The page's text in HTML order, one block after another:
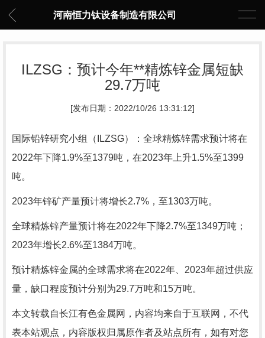
河南恒力钛设备制造有限公司
ILZSG：预计今年**精炼锌金属短缺
29.7万吨
[发布日期：2022/10/26 13:31:12]
国际铅锌研究小组（ILZSG）：全球精炼锌需求预计将在
2022年下降1.9%至1379吨，在2023年上升1.5%至1399
吨。
2023年锌矿产量预计将增长2.7%，至1303万吨。
全球精炼锌产量预计将在2022年下降2.7%至1349万吨；
2023年增长2.6%至1384万吨。
预计精炼锌金属的全球需求将在2022年、2023年超过供应
量，缺口程度预计分别为29.7万吨和15万吨。
本文转载自长江有色金属网，内容均来自于互联网，不代
表本站观点，内容版权归属原作者及站点所有，如有对您